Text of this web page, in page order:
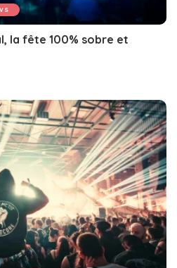
la fête 100% sobre et